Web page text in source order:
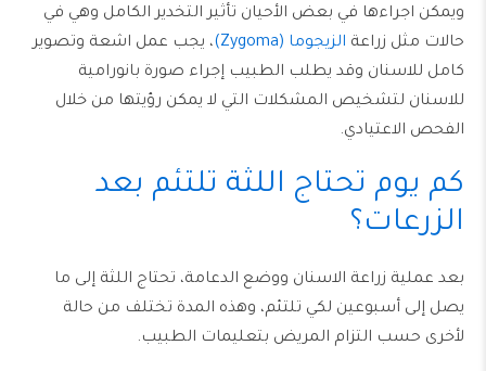
ويمكن اجراءها في بعض الأحيان تأثير التخدير الكامل وهي في
حالات مثل زراعة الزيجوما (Zygoma)
، يجب عمل اشعة وتصوير
كامل للاسنان وقد يطلب الطبيب إجراء صورة بانورامية
للاسنان لتشخيص المشكلات التي لا يمكن رؤيتها من خلال
الفحص الاعتيادي.
كم يوم تحتاج اللثة تلتئم بعد
الزرعات؟
بعد عملية زراعة الاسنان ووضع الدعامة، تحتاج اللثة إلى ما
يصل إلى أسبوعين لكي تلتئم، وهذه المدة تختلف من حالة
لأخرى حسب التزام المريض بتعليمات الطبيب.